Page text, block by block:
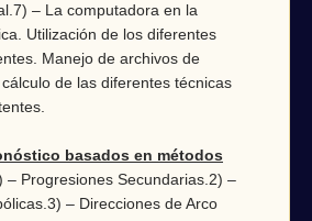
– La computadora en la
Utilización de los diferentes
Manejo de archivos de
de las diferentes técnicas
basados en métodos
– Progresiones Secundarias.2) –
– Direcciones de Arco